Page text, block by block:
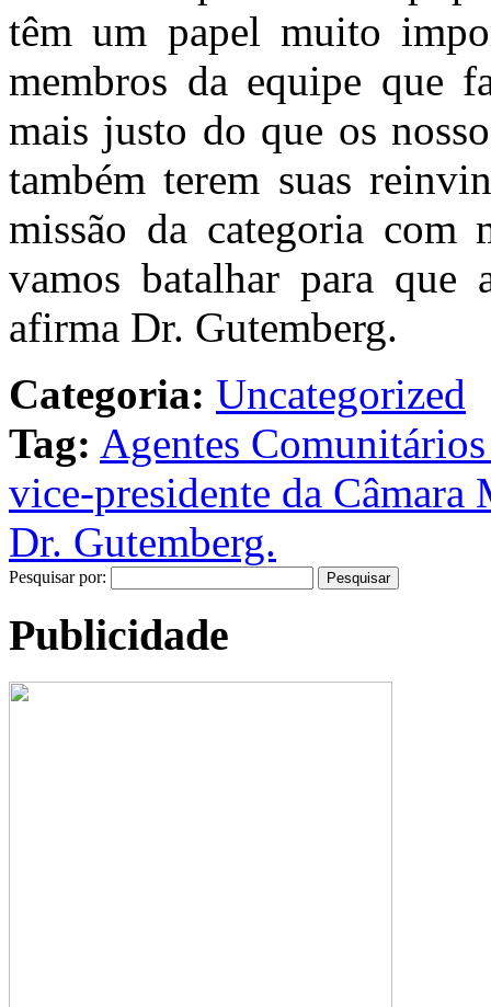
têm um papel muito
membros da equipe que
mais justo do que os
também terem suas
missão da categoria com
vamos batalhar para que
afirma Dr. Gutemberg.
Categoria: Uncategorized
Tag: Agentes
vice-presidente da
Dr. Gutemberg.
Pesquisar por:
Publicidade